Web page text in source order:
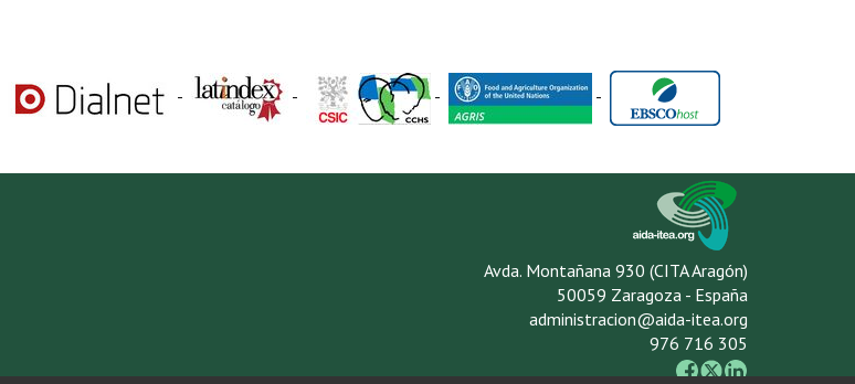
- - - -
Avda. Montañana 930 (CITA Aragón)
50059 Zaragoza - España
administracion@aida-itea.org
976 716 305